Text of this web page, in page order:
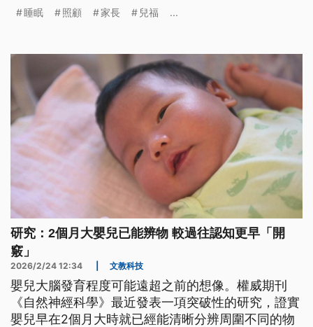
枕、不同床等安全守則。
睡眠 照顧 家長 兒福 ...
研究：2個月大嬰兒已能辨物 較過往認知更早「開
竅」
2026/2/24 12:34 文教科技
嬰兒大腦發育程度可能遠超之前的想像。權威期刊
《自然神經科學》最近發表一項突破性的研究，證實
嬰兒早在2個月大時就已經能清晰分辨周圍不同的物